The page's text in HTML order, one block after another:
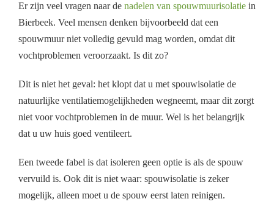
Er zijn veel vragen naar de nadelen van spouwmuurisolatie in
Bierbeek. Veel mensen denken bijvoorbeeld dat een
spouwmuur niet volledig gevuld mag worden, omdat dit
vochtproblemen veroorzaakt. Is dit zo?
Dit is niet het geval: het klopt dat u met spouwisolatie de
natuurlijke ventilatiemogelijkheden wegneemt, maar dit zorgt
niet voor vochtproblemen in de muur. Wel is het belangrijk
dat u uw huis goed ventileert.
Een tweede fabel is dat isoleren geen optie is als de spouw
vervuild is. Ook dit is niet waar: spouwisolatie is zeker
mogelijk, alleen moet u de spouw eerst laten reinigen.